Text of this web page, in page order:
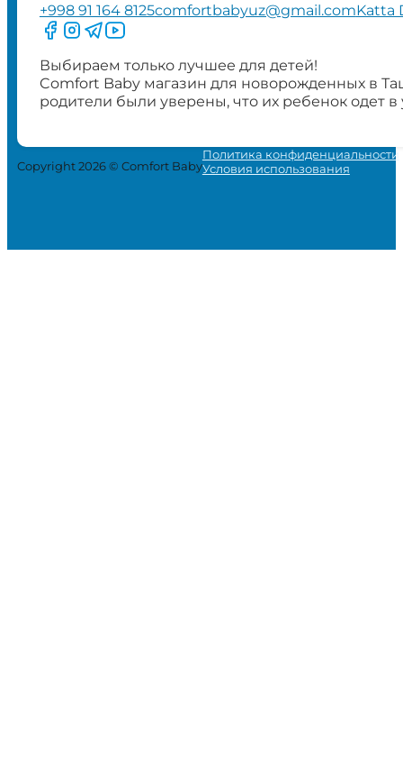
+998 91 164 8125comfortbabyuz@gmail.comKatta
Следите за нами на Facebook
Следите за нами в Instagram
Следите за нами в Telegram
Следите за нами в YouTube
Выбираем только лучшее для детей!
Comfort Baby магазин для новорожденных в
родители были уверены, что их ребенок одет
Copyright 2026 © Comfort Baby
Политика конфиденциальности
Условия использования